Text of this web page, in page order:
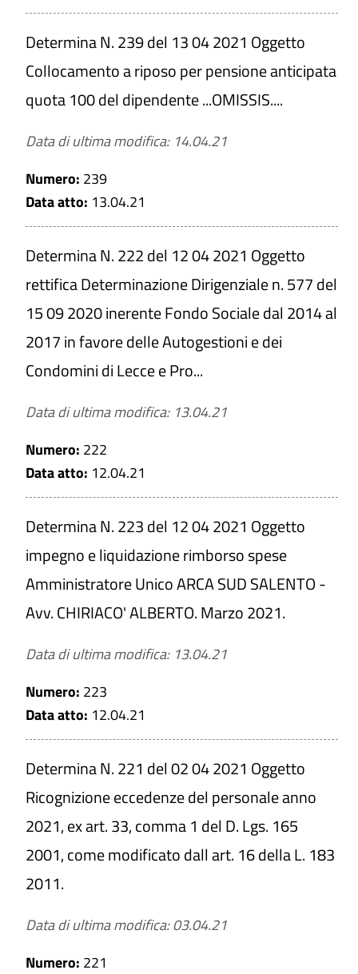
Determina N. 239 del 13 04 2021 Oggetto
Collocamento a riposo per pensione anticipata
quota 100 del dipendente ...OMISSIS....
Data di ultima modifica: 14.04.21
Numero: 239
Data atto: 13.04.21
Determina N. 222 del 12 04 2021 Oggetto
rettifica Determinazione Dirigenziale n. 577 del
15 09 2020 inerente Fondo Sociale dal 2014 al
2017 in favore delle Autogestioni e dei
Condomini di Lecce e Pro...
Data di ultima modifica: 13.04.21
Numero: 222
Data atto: 12.04.21
Determina N. 223 del 12 04 2021 Oggetto
impegno e liquidazione rimborso spese
Amministratore Unico ARCA SUD SALENTO -
Avv. CHIRIACO' ALBERTO. Marzo 2021.
Data di ultima modifica: 13.04.21
Numero: 223
Data atto: 12.04.21
Determina N. 221 del 02 04 2021 Oggetto
Ricognizione eccedenze del personale anno
2021, ex art. 33, comma 1 del D. Lgs. 165
2001, come modificato dall art. 16 della L. 183
2011.
Data di ultima modifica: 03.04.21
Numero: 221